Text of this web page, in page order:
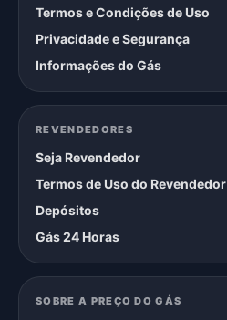
Termos e Condições de Uso
Privacidade e Segurança
Informações do Gás
REVENDEDORES
Seja Revendedor
Termos de Uso do Revendedor
Depósitos
Gás 24 Horas
SOBRE A PREÇO DO GÁS